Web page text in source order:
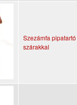
Szezámfa
szárakkal